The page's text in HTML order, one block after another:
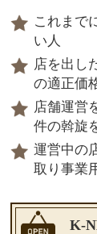
これまで
い人
店を出し
の適正価
店舗運営
件の斡旋
運営中の
取り事業
K-